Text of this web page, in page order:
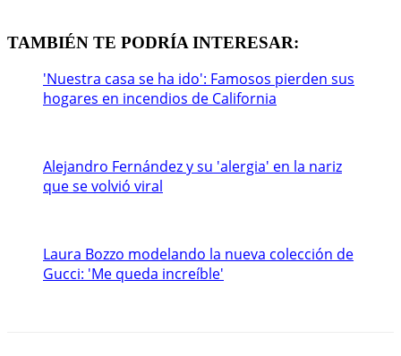
TAMBIÉN TE PODRÍA INTERESAR:
'Nuestra casa se ha ido': Famosos pierden sus
hogares en incendios de California
Alejandro Fernández y su 'alergia' en la nariz
que se volvió viral
Laura Bozzo modelando la nueva colección de
Gucci: 'Me queda increíble'